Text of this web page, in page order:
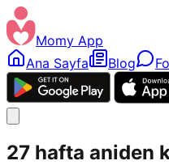
Momy App
Ana Sayfa
Blog
27 hafta aniden